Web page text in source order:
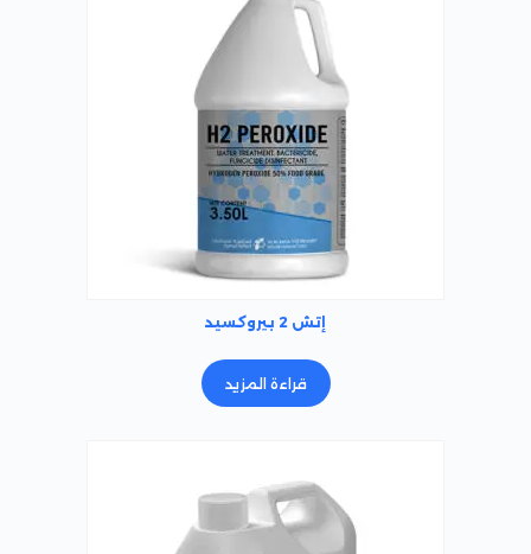
إتش 2 بيروكسيد
قراءة المزيد